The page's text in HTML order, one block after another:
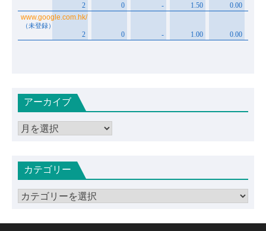
アーカイブ
ア
イカテゴリー
カ
ゴ